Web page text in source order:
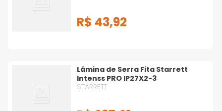
R$ 43,92
Lâmina de Serra Fita Starrett
Intenss PRO IP27X2-3
STARRETT